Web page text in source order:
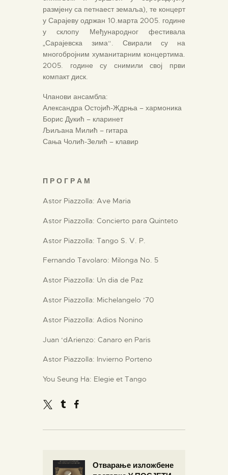
размјену са петнаест земаља), те концерт
у Сарајеву одржан 10.марта 2005. године
у склопу Међународног фестивала
„Сарајевска зима“. Свирали су на
многобројним хуманитарним концертима.
2005. године су снимили свој први
компакт диск.
Чланови ансамбла:
Александра Остојић-Ждрња – хармоника
Борис Дукић – кларинет
Љиљана Милић – гитара
Сања Чолић-Зелић – клавир
П Р О Г Р А М
Astor Piazzolla: Ave Maria
Astor Piazzolla: Concierto para Quinteto
Astor Piazzolla: Tango S. V. P.
Fernando Tavolaro: Milonga No. 5
Astor Piazzolla: Un dia de Paz
Astor Piazzolla: Michelangelo ’70
Astor Piazzolla: Adios Nonino
Juan ‘dArienzo: Canaro en Paris
Astor Piazzolla: Invierno Porteno
You Seung Ha: Elegie et Tango
Отварање изложбене